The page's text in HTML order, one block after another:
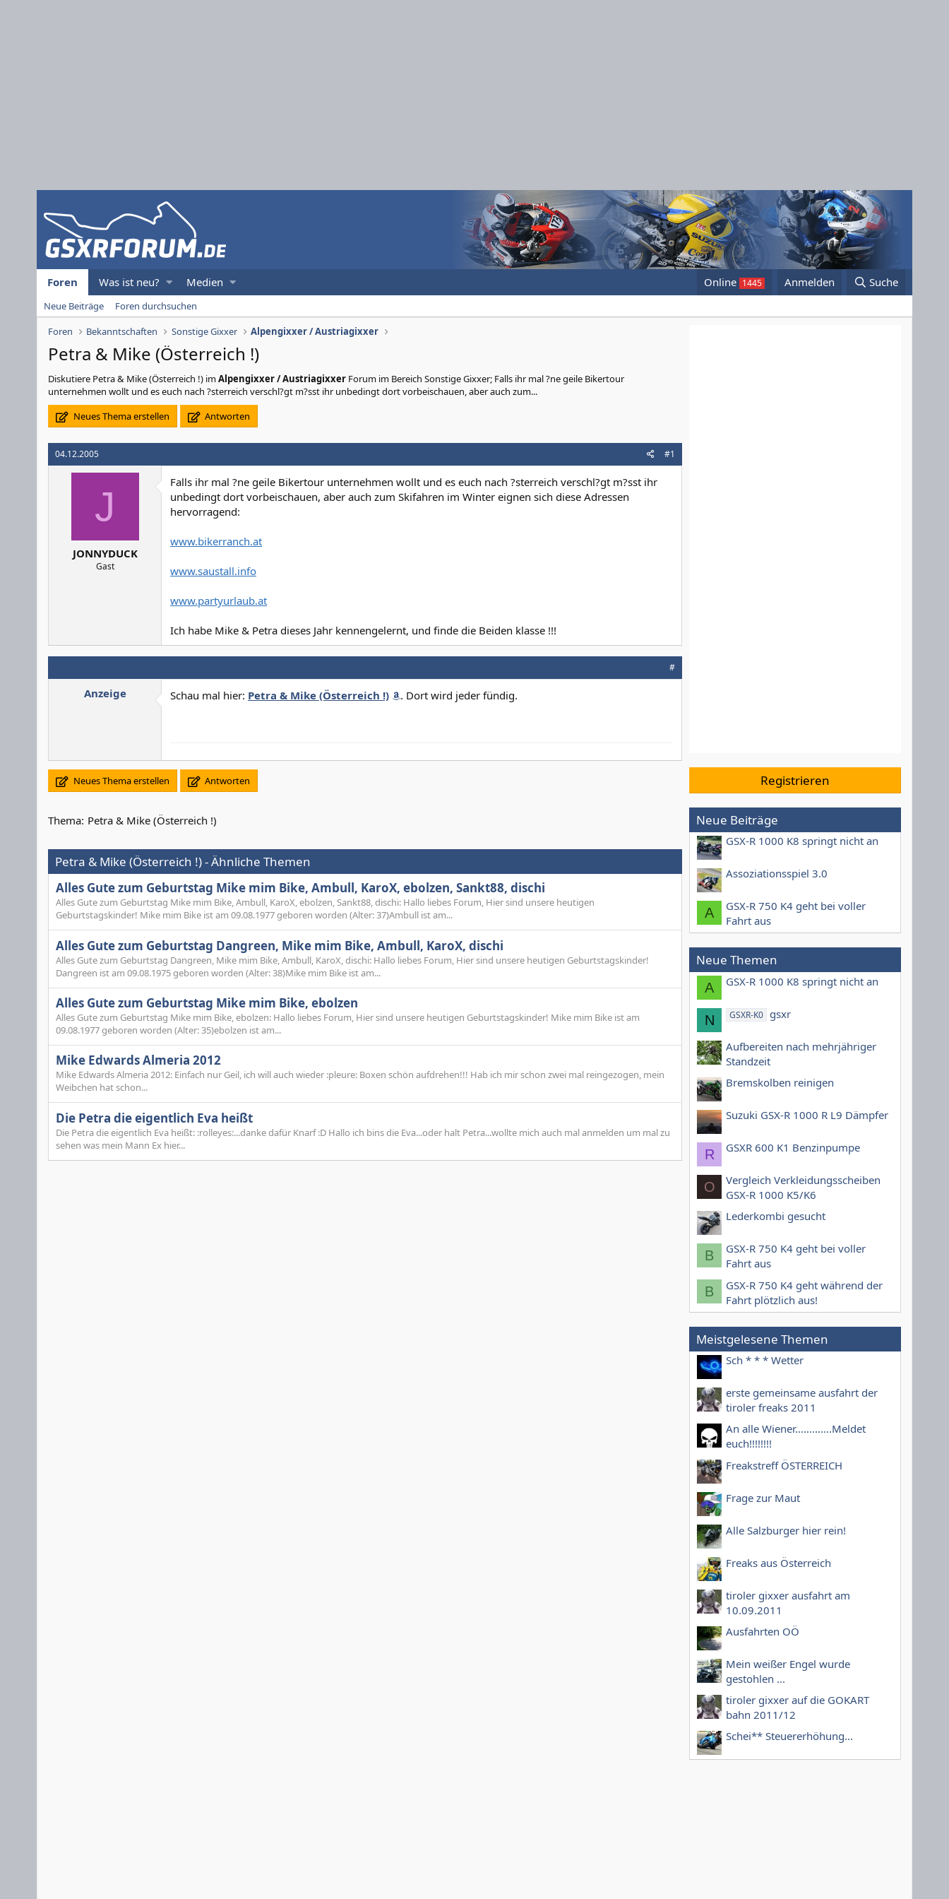
Foren Was ist neu? Medien Online Anmelden Suche
Neue Beiträge
Foren durchsuchen
Foren
Bekanntschaften Sonstige Gixxer Alpengixxer / Austriagixxer
Petra & Mike (Österreich !)
Diskutiere Petra & Mike (Österreich !) imAlpengixxer / Austriagixxer Forum im Bereich Sonstige Gixxer; Falls ihr mal ?ne geile Bikertour
unternehmen wollt und es euch nach ?sterreich verschl?gt m?sst ihr unbedingt dort vorbeischauen, aber auch zum...
Neues Thema erstellen
Antworten
04.12.2005 #1
J
JONNYDUCK
Gast
Falls ihr mal ?ne geile Bikertour unternehmen wollt und es euch nach ?sterreich verschl?gt m?sst ihr
unbedingt dort vorbeischauen, aber auch zum Skifahren im Winter eignen sich diese Adressen
hervorragend:
www.bikerranch.at
www.saustall.info
www.partyurlaub.at
Ich habe Mike & Petra dieses Jahr kennengelernt, und finde die Beiden klasse !!!
#
Anzeige Schau mal hier: Petra & Mike (Österreich !) . Dort wird jeder fündig.
Neues Thema erstellen Antworten
Thema: Petra & Mike (Österreich !)
Petra & Mike (Österreich !) - Ähnliche Themen
Alles Gute zum Geburtstag Mike mim Bike, Ambull, KaroX, ebolzen, Sankt88, dischi
Alles Gute zum Geburtstag Mike mim Bike, Ambull, KaroX, ebolzen, Sankt88, dischi: Hallo liebes Forum, Hier sind unsere heutigen
Geburtstagskinder! Mike mim Bike ist am 09.08.1977 geboren worden (Alter: 37)Ambull ist am...
Alles Gute zum Geburtstag Dangreen, Mike mim Bike, Ambull, KaroX, dischi
Alles Gute zum Geburtstag Dangreen, Mike mim Bike, Ambull, KaroX, dischi: Hallo liebes Forum, Hier sind unsere heutigen Geburtstagskinder!
Dangreen ist am 09.08.1975 geboren worden (Alter: 38)Mike mim Bike ist am...
Alles Gute zum Geburtstag Mike mim Bike, ebolzen
Alles Gute zum Geburtstag Mike mim Bike, ebolzen: Hallo liebes Forum, Hier sind unsere heutigen Geburtstagskinder! Mike mim Bike ist am
09.08.1977 geboren worden (Alter: 35)ebolzen ist am...
Mike Edwards Almeria 2012
Mike Edwards Almeria 2012: Einfach nur Geil, ich will auch wieder :pleure: Boxen schön aufdrehen!!! Hab ich mir schon zwei mal reingezogen, mein
Weibchen hat schon...
Die Petra die eigentlich Eva heißt
Die Petra die eigentlich Eva heißt: :rolleyes:...danke dafür Knarf :D Hallo ich bins die Eva...oder halt Petra...wollte mich auch mal anmelden um mal zu
sehen was mein Mann Ex hier...
Registrieren
Neue Beiträge
GSX-R 1000 K8 springt nicht an
Assoziationsspiel 3.0
A
GSX-R 750 K4 geht bei voller
Fahrt aus
Neue Themen
A GSX-R 1000 K8 springt nicht an
N GSXR-K0 gsxr
Aufbereiten nach mehrjähriger
Standzeit
Bremskolben reinigen
Suzuki GSX-R 1000 R L9 Dämpfer
R GSXR 600 K1 Benzinpumpe
O
Vergleich Verkleidungsscheiben
GSX-R 1000 K5/K6
Lederkombi gesucht
B
GSX-R 750 K4 geht bei voller
Fahrt aus
B
GSX-R 750 K4 geht während der
Fahrt plötzlich aus!
Meistgelesene Themen
Sch * * * Wetter
erste gemeinsame ausfahrt der
tiroler freaks 2011
An alle Wiener.............Meldet
euch!!!!!!!!
Freakstreff ÖSTERREICH
Frage zur Maut
Alle Salzburger hier rein!
Freaks aus Österreich
tiroler gixxer ausfahrt am
10.09.2011
Ausfahrten OÖ
Mein weißer Engel wurde
gestohlen ...
tiroler gixxer auf die GOKART
bahn 2011/12
Schei** Steuererhöhung...